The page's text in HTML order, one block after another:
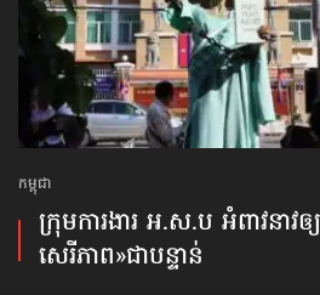
កម្ពុជា
ក្រុមការងារ អ.ស.ប អំពាវនាវ​ឲ្
សេរីភាព»​ជាបន្ទាន់